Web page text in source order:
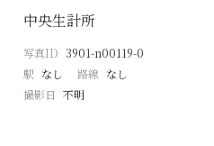
中央生計所
写真ID 3901-n00119-0
駅 なし 路線 なし
撮影日 不明